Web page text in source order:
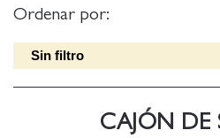
Ordenar por:
Sin filtro
CAJÓN DE